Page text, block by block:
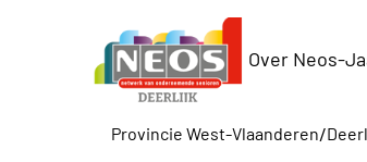
Over Neos-
Provincie West-Vlaanderen/